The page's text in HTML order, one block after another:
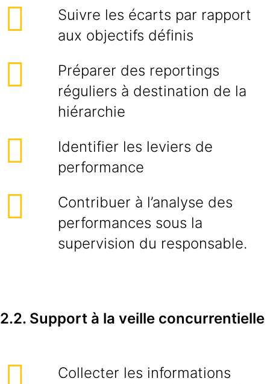
Suivre les écarts par rapport
aux objectifs définis
Préparer des reportings
réguliers à destination de la
hiérarchie
Identifier les leviers de
performance
Contribuer à l’analyse des
performances sous la
supervision du responsable.
2.2. Support à la veille concurrentielle
Collecter les informations